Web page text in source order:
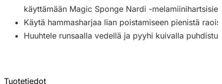
käyttämään Magic Sponge Nardi -
Käytä hammasharjaa lian poistamiseen pienistä
Huuhtele runsaalla vedellä ja pyyhi kuivalla
Tuotetiedot